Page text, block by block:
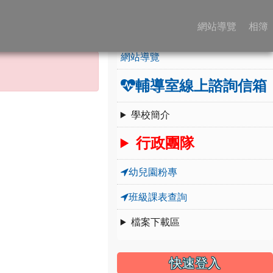
網站導覽 相簿
學校簡介
網站導覽
輔導室線上諮詢信箱
學校簡介
行政團隊
幼兒園粉專
班級課表查詢
檔案下載區
快速登入